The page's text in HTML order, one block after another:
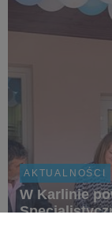
AKTUALNOŚCI
W Karlinie